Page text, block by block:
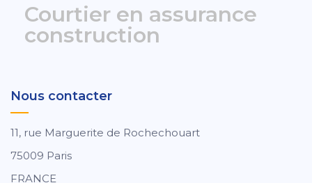
Courtier en assurance
construction
Nous contacter
11, rue Marguerite de Rochechouart
75009 Paris
FRANCE